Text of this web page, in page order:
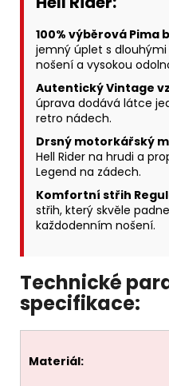
100% výběrová Pima
jemný úplet s
nošení a vysokou
Autentický Vintage
úprava dodává látce
retro nádech.
Drsný motorkářský
Hell Rider na hrudi a
Legend na zádech.
Komfortní střih
střih, který skvěle
každodenním nošení.
Technické
specifikace:
Materiál: